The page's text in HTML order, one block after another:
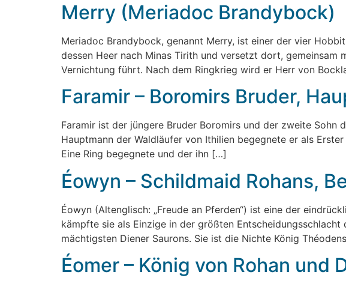
Merry (Meriadoc Brandybock)
Meriadoc Brandybock, genannt Merry, ist einer der vier
dessen Heer nach Minas Tirith und versetzt dort, gemeinsam
Vernichtung führt. Nach dem Ringkrieg wird er Herr von
Faramir – Boromirs Bruder,
Faramir ist der jüngere Bruder Boromirs und der zweite Sohn
Hauptmann der Waldläufer von Ithilien begegnete er als
Eine Ring begegnete und der ihn […]
Éowyn – Schildmaid Rohans,
Éowyn (Altenglisch: „Freude an Pferden“) ist eine der
kämpfte sie als Einzige in der größten
mächtigsten Diener Saurons. Sie ist die Nichte König
Éomer – König von Rohan